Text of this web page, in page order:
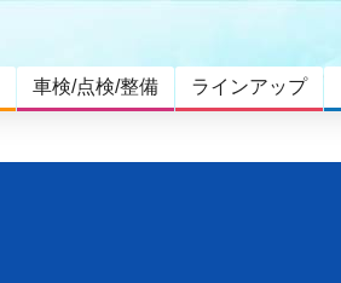
車検/点検/整備 ラインアップ